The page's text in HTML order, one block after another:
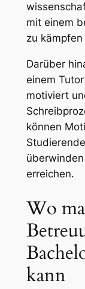
mit einem
zu
Darüber
einem
motiviert
können
erreichen.
Wo
kann